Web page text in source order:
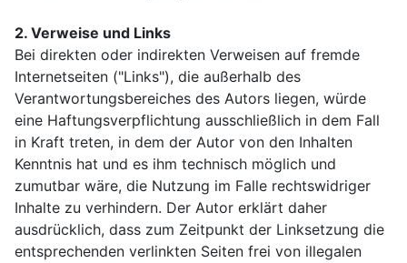
2. Verweise und Links
Bei direkten oder indirekten Verweisen auf fremde
Internetseiten ("Links"), die außerhalb des
Verantwortungsbereiches des Autors liegen, würde
eine Haftungsverpflichtung ausschließlich in dem Fall
in Kraft treten, in dem der Autor von den Inhalten
Kenntnis hat und es ihm technisch möglich und
zumutbar wäre, die Nutzung im Falle rechtswidriger
Inhalte zu verhindern. Der Autor erklärt daher
ausdrücklich, dass zum Zeitpunkt der Linksetzung die
entsprechenden verlinkten Seiten frei von illegalen